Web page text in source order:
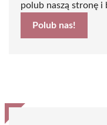
polub naszą stronę i
Polub nas!